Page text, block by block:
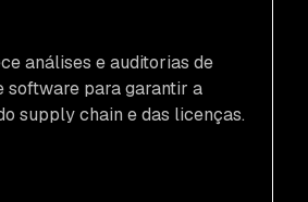
análises e auditorias de
software para garantir a
supply chain e das licenças.